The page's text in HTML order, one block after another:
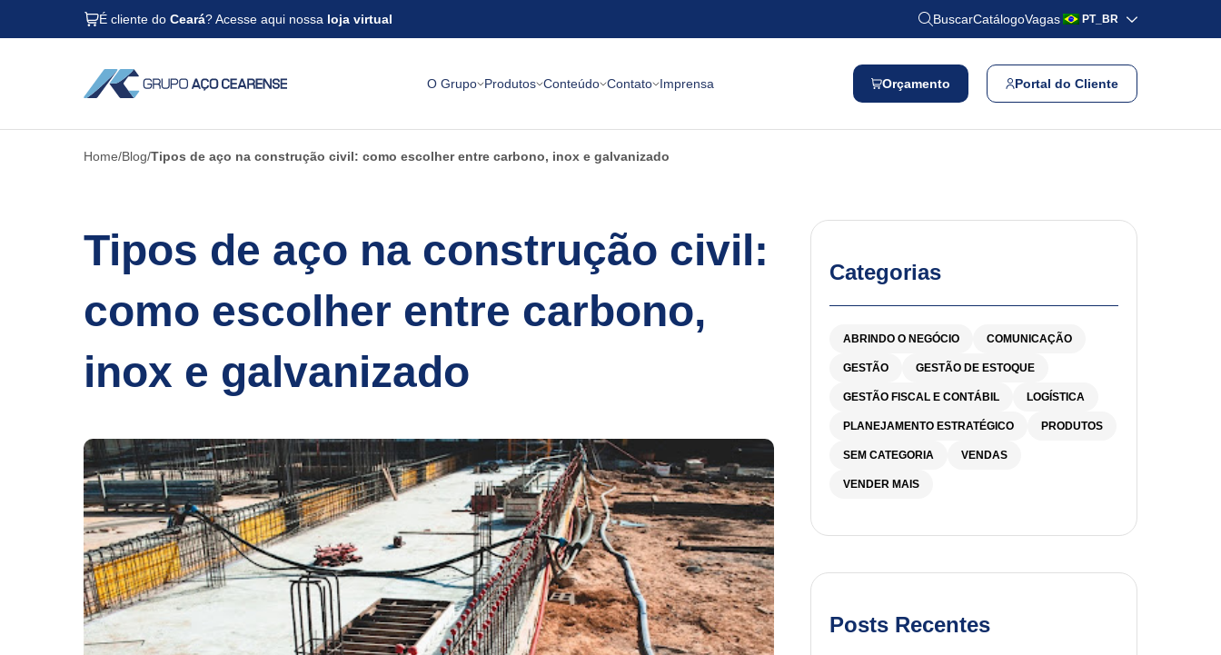
É cliente doCeará? Acesse aqui nossa loja virtual BuscarCatálogoVagas PT_BR
O Grupo Produtos Conteúdo Contato Imprensa Orçamento Portal do Cliente
Home Blog Tipos de aço na construção civil: como escolher entre carbono, inox e galvanizado
Tipos de aço na construção civil:
como escolher entre carbono,
inox e galvanizado
Categorias
ABRINDO O NEGÓCIO COMUNICAÇÃO
GESTÃO GESTÃO DE ESTOQUE
GESTÃO FISCAL E CONTÁBIL LOGÍSTICA
PLANEJAMENTO ESTRATÉGICO PRODUTOS
SEM CATEGORIA VENDAS
VENDER MAIS
Posts Recentes